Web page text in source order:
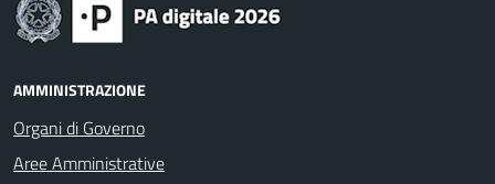
AMMINISTRAZIONE
Organi di Governo
Aree Amministrative